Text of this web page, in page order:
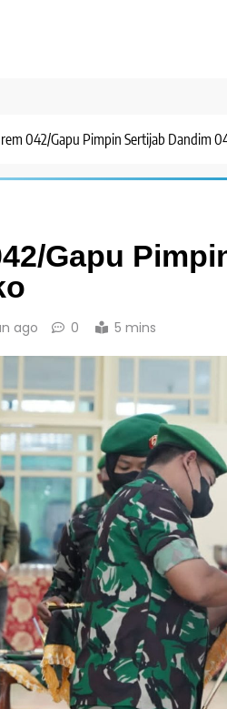
042/Gapu Pimpin Sertijab Dandim
Gapu
ago 0 5 mins